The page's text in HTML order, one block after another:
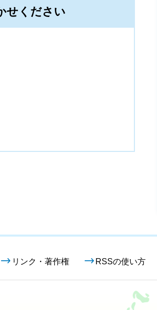
せください
リンク・著作権 RSSの使い方